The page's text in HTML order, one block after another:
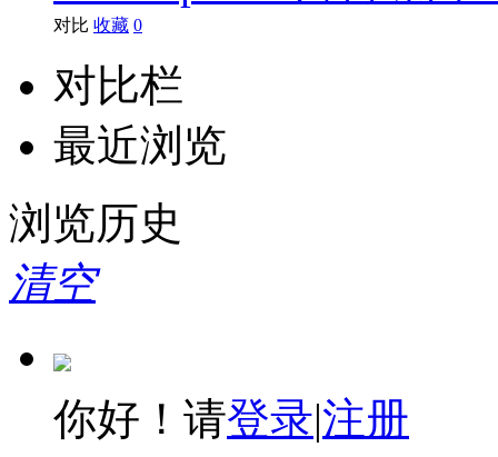
对比 收藏 0
对比栏
最近浏览
浏览历史
清空
你好！请登录|注册